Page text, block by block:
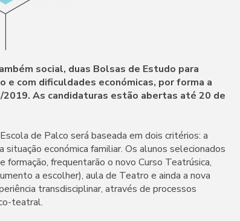
social, duas Bolsas de Estudo para
com dificuldades económicas, por forma a
2019. As candidaturas estão abertas até 20 de
de Palco será baseada em dois critérios: a
económica familiar. Os alunos selecionados
frequentarão o novo Curso Teatrúsica,
a escolher), aula de Teatro e ainda a nova
transdisciplinar, através de processos
teatral.